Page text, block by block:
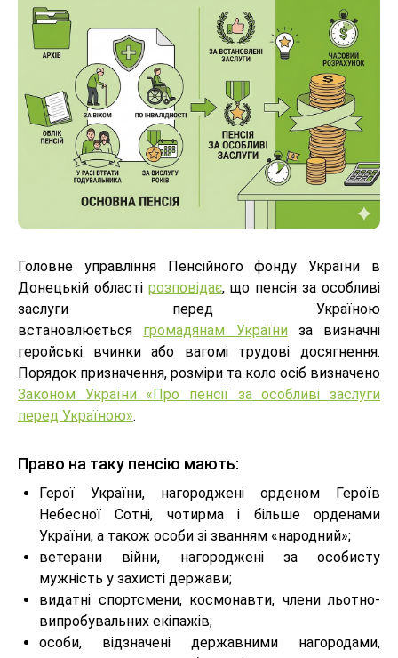
Головне управління Пенсійного фонду України в
Донецькій області розповідає, що пенсія за особливі
заслуги перед Україною
встановлюється громадянам Україниза визначні
геройські вчинки або вагомі трудові досягнення.
Порядок призначення, розміри та коло осіб визначено
Законом України «Про пенсії за особливі заслуги
перед Україною».
Право на таку пенсію мають:
Герої України, нагороджені орденом Героїв
Небесної Сотні, чотирма і більше орденами
України, а також особи зі званням «народний»;
ветерани війни, нагороджені за особисту
мужність у захисті держави;
видатні спортсмени, космонавти, члени льотно-
випробувальних екіпажів;
особи, відзначені державними нагородами,